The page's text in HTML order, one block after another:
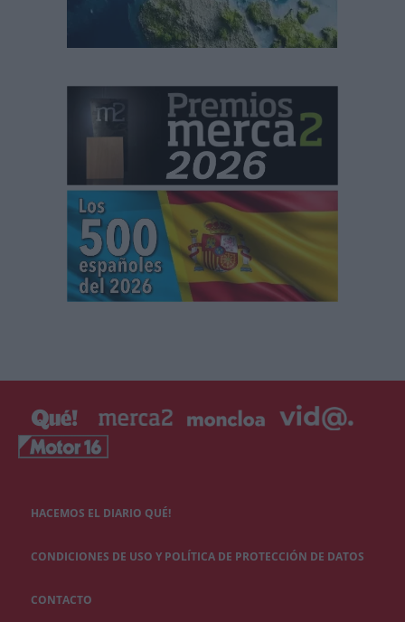
HACEMOS EL DIARIO QUÉ!
CONDICIONES DE USO Y POLÍTICA DE PROTECCIÓN DE DATOS
CONTACTO